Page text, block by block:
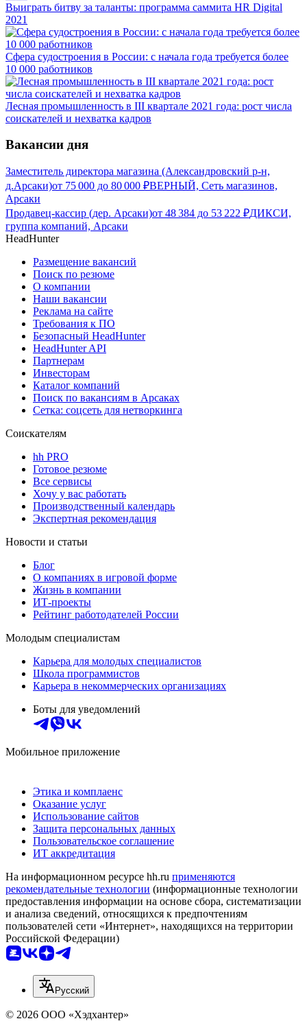
Выиграть битву за таланты: программа саммита HR Digital
2021
Сфера судостроения в России: с начала года требуется более
10 000 работников
Лесная промышленность в III квартале 2021 года: рост числа
соискателей и нехватка кадров
Вакансии дня
Заместитель директора магазина (Александровский р-н,
д.Арсаки)от 75 000 до 80 000 ₽ВЕРНЫЙ, Сеть магазинов,
Арсаки
Продавец-кассир (дер. Арсаки)от 48 384 до 53 222 ₽ДИКСИ,
группа компаний, Арсаки
HeadHunter
Размещение вакансий
Поиск по резюме
О компании
Наши вакансии
Реклама на сайте
Требования к ПО
Безопасный HeadHunter
HeadHunter API
Партнерам
Инвесторам
Каталог компаний
Поиск по вакансиям в Арсаках
Сетка: соцсеть для нетворкинга
Соискателям
hh PRO
Готовое резюме
Все сервисы
Хочу у вас работать
Производственный календарь
Экспертная рекомендация
Новости и статьи
Блог
О компаниях в игровой форме
Жизнь в компании
ИТ-проекты
Рейтинг работодателей России
Молодым специалистам
Карьера для молодых специалистов
Школа программистов
Карьера в некоммерческих организациях
Боты для уведомлений
Мобильное приложение
Этика и комплаенс
Оказание услуг
Использование сайтов
Защита персональных данных
Пользовательское соглашение
ИТ аккредитация
На информационном ресурсе hh.ru применяются
рекомендательные технологии (информационные технологии
предоставления информации на основе сбора, систематизации
и анализа сведений, относящихся к предпочтениям
пользователей сети «Интернет», находящихся на территории
Российской Федерации)
Русский
© 2026 ООО «Хэдхантер»